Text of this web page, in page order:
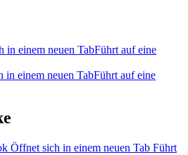
in einem neuen TabFührt auf eine
in einem neuen TabFührt auf eine
Öffnet sich in einem neuen Tab Führt